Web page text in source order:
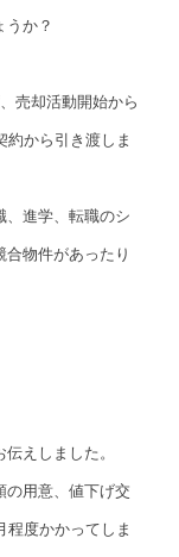
うか？
売却活動開始から
約から引き渡しま
、進学、転職のシ
物件があったり
えしました。
の用意、値下げ交
程度かかってしま